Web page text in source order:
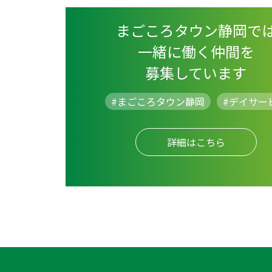
まごころタウン静岡で
一緒に働く仲間を
募集しています
#まごころタウン静岡 #デイサー
詳細はこちら